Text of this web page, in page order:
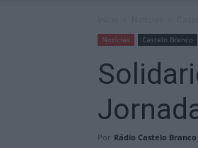
Notícias Castelo Branco
Por Rádio Castelo Branco